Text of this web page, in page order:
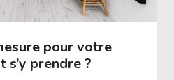
pour votre
s’y prendre ?